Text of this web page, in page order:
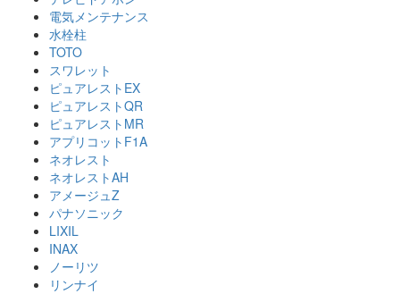
電気メンテナンス
水栓柱
TOTO
スワレット
ピュアレストEX
ピュアレストQR
ピュアレストMR
アプリコットF1A
ネオレスト
ネオレストAH
アメージュZ
パナソニック
LIXIL
INAX
ノーリツ
リンナイ